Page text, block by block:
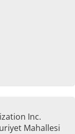
Inc.
Mahallesi